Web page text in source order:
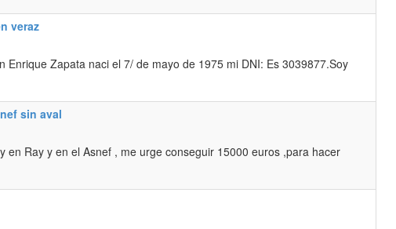
veraz
Enrique Zapata naci el 7/ de mayo de 1975 mi DNI: Es 3039877.Soy
sin aval
en Ray y en el Asnef , me urge conseguir 15000 euros ,para hacer